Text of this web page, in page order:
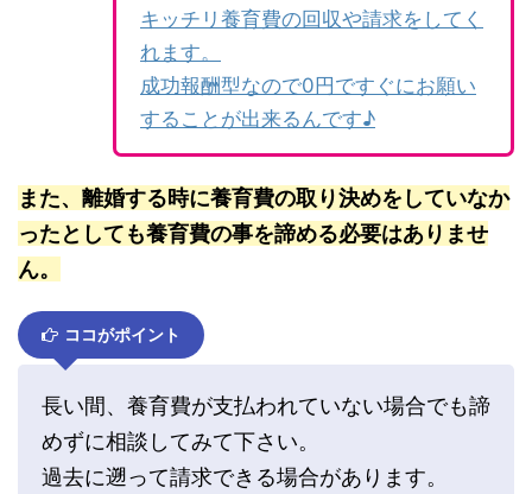
キッチリ養育費の回収や請求をしてく
れます。
成功報酬型なので0円ですぐにお願い
することが出来るんです♪
また、離婚する時に養育費の取り決めをしていなか
ったとしても養育費の事を諦める必要はありませ
ん。
ココがポイント
長い間、養育費が支払われていない場合でも諦
めずに相談してみて下さい。
過去に遡って請求できる場合があります。